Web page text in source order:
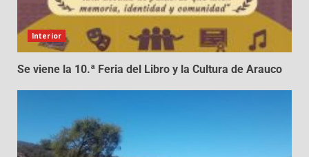
Interior
Se viene la 10.ª Feria del Libro y la Cultura de Arauco